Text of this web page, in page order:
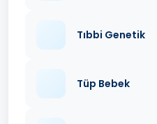
Tıbbi Genetik
Tüp Bebek